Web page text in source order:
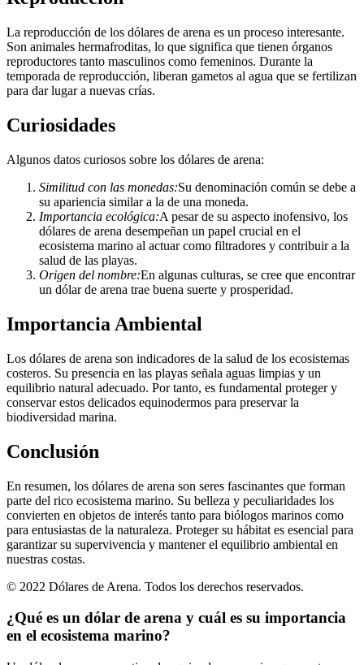
La reproducción de los dólares de arena es un proceso interesante.
Son animales hermafroditas, lo que significa que tienen órganos
reproductores tanto masculinos como femeninos. Durante la
temporada de reproducción, liberan gametos al agua que se fertilizan
para dar lugar a nuevas crías.
Curiosidades
Algunos datos curiosos sobre los dólares de arena:
Similitud con las monedas:Su denominación común se debe a
su apariencia similar a la de una moneda.
Importancia ecológica:A pesar de su aspecto inofensivo, los
dólares de arena desempeñan un papel crucial en el
ecosistema marino al actuar como filtradores y contribuir a la
salud de las playas.
Origen del nombre:En algunas culturas, se cree que encontrar
un dólar de arena trae buena suerte y prosperidad.
Importancia Ambiental
Los dólares de arena son indicadores de la salud de los ecosistemas
costeros. Su presencia en las playas señala aguas limpias y un
equilibrio natural adecuado. Por tanto, es fundamental proteger y
conservar estos delicados equinodermos para preservar la
biodiversidad marina.
Conclusión
En resumen, los dólares de arena son seres fascinantes que forman
parte del rico ecosistema marino. Su belleza y peculiaridades los
convierten en objetos de interés tanto para biólogos marinos como
para entusiastas de la naturaleza. Proteger su hábitat es esencial para
garantizar su supervivencia y mantener el equilibrio ambiental en
nuestras costas.
© 2022 Dólares de Arena. Todos los derechos reservados.
¿Qué es un dólar de arena y cuál es su importancia
en el ecosistema marino?